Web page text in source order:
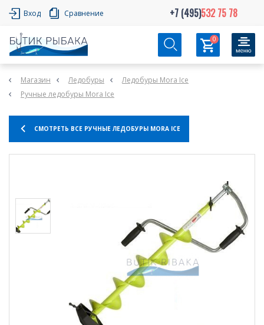
Вход Сравнение +7 (495)532 75 78
0
Магазин Ледобуры
Ледобуры Mora Ice
Ручные ледобуры Mora Ice
СМОТРЕТЬ ВСЕ РУЧНЫЕ ЛЕДОБУРЫ MORA ICE